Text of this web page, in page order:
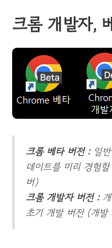
크롬 개발자,
크롬 베타 버전 :일반
데이트를 미리 경험
버)
크롬 개발자 버전 :개
초기 개발 버전 (개발